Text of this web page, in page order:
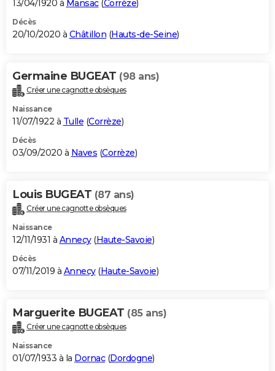
13/04/1920 à Mansac(Corrèze)
Décès
20/10/2020 à Châtillon (Hauts-de-Seine)
Germaine BUGEAT (98 ans)
Créer une cagnotte obsèques
Naissance
11/07/1922 à Tulle (Corrèze)
Décès
03/09/2020 à Naves (Corrèze)
Louis BUGEAT (87 ans)
Créer une cagnotte obsèques
Naissance
12/11/1931 à Annecy(Haute-Savoie)
Décès
07/11/2019 à Annecy(Haute-Savoie)
Marguerite BUGEAT (85 ans)
Créer une cagnotte obsèques
Naissance
01/07/1933 à la Dornac(Dordogne)